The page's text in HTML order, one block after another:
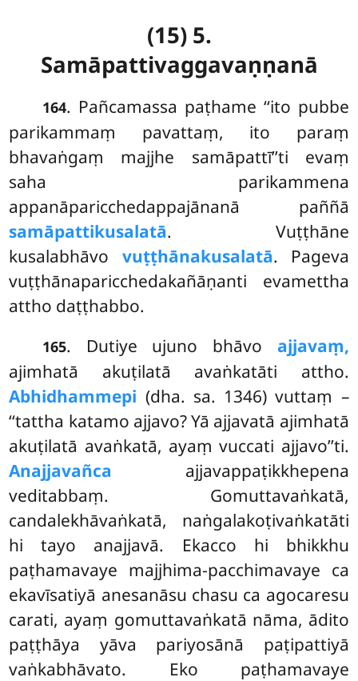
(15) 5.
Samāpattivaggavaṇṇanā
164. Pañcamassa paṭhame ‘‘ito pubbe
parikammaṃ pavattaṃ, ito paraṃ
bhavaṅgaṃ majjhe samāpattī’’ti evaṃ
saha parikammena
appanāparicchedappajānanā paññā
samāpattikusalatā. Vuṭṭhāne
kusalabhāvo vuṭṭhānakusalatā. Pageva
vuṭṭhānaparicchedakañāṇanti evamettha
attho daṭṭhabbo.
165. Dutiye ujuno bhāvo ajjavaṃ,
ajimhatā akuṭilatā avaṅkatāti attho.
Abhidhammepi (dha. sa. 1346) vuttaṃ –
‘‘tattha katamo ajjavo? Yā ajjavatā ajimhatā
akuṭilatā avaṅkatā, ayaṃ vuccati ajjavo’’ti.
Anajjavañca ajjavappaṭikkhepena
veditabbaṃ. Gomuttavaṅkatā,
candalekhāvaṅkatā, naṅgalakoṭivaṅkatāti
hi tayo anajjavā. Ekacco hi bhikkhu
paṭhamavaye majjhima-pacchimavaye ca
ekavīsatiyā anesanāsu chasu ca agocaresu
carati, ayaṃ gomuttavaṅkatā nāma, ādito
paṭṭhāya yāva pariyosānā paṭipattiyā
vaṅkabhāvato. Eko paṭhamavaye